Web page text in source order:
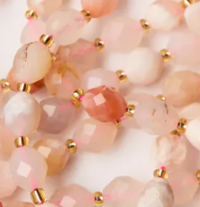
w biżuterii
kremowy, biały z
Fasetowane
i harmonią, a w biżuterii